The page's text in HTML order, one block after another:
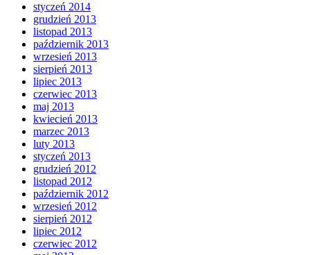
styczeń 2014
grudzień 2013
listopad 2013
październik 2013
wrzesień 2013
sierpień 2013
lipiec 2013
czerwiec 2013
maj 2013
kwiecień 2013
marzec 2013
luty 2013
styczeń 2013
grudzień 2012
listopad 2012
październik 2012
wrzesień 2012
sierpień 2012
lipiec 2012
czerwiec 2012